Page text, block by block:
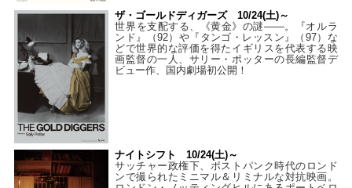
ザ・ゴールドディガーズ 10/24(土)～
世界を支配する、《黄金》の謎――。『オルラ
ンド』（92）や『タンゴ・レッスン』（97）な
どで世界的な評価を得たイギリスを代表する映
画監督の一人、サリー・ポッターの長編監督デ
ビュー作、国内劇場初公開！
ナイトシフト 10/24(土)～
サッチャー政権下、ポストパンク時代のロンド
ンで撮られたミニマル＆リミナルな対抗映画。